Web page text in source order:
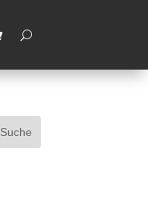
Suche
OK, Verstanden